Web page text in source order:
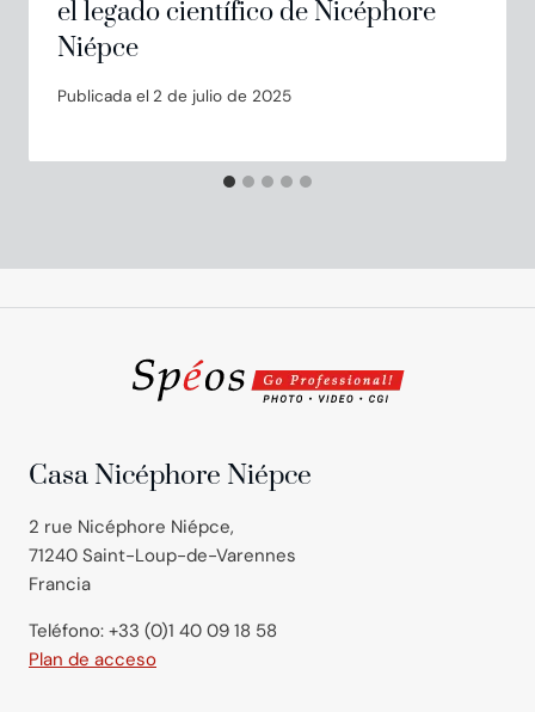
el legado científico de Nicéphore
Niépce
Publicada el 2 de julio de 2025
Casa Nicéphore Niépce
2 rue Nicéphore Niépce,
71240 Saint-Loup-de-Varennes
Francia
Teléfono: +33 (0)1 40 09 18 58
Plan de acceso